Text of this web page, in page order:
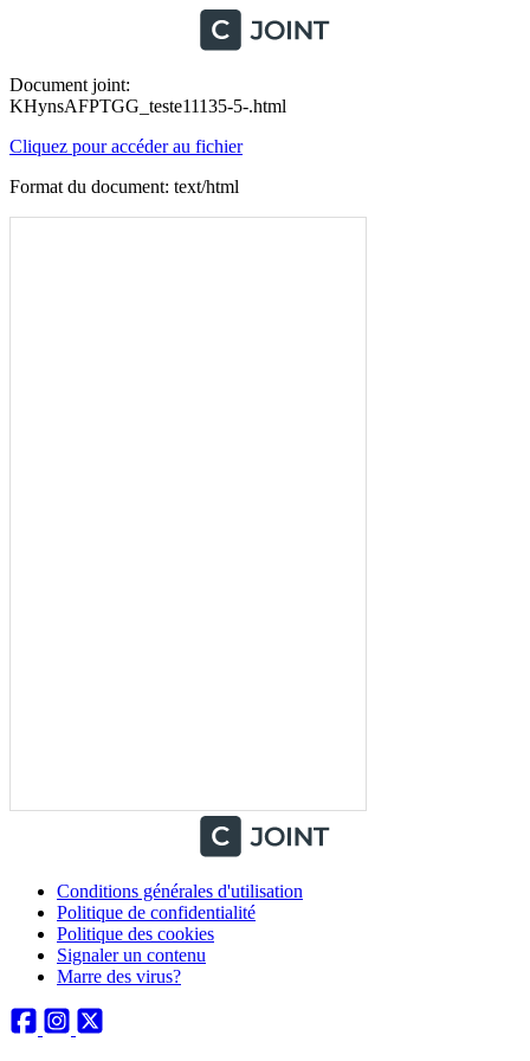
Document joint:
KHynsAFPTGG_teste11135-5-.html
Cliquez pour accéder au fichier
Format du document: text/html
Conditions générales d'utilisation
Politique de confidentialité
Politique des cookies
Signaler un contenu
Marre des virus?